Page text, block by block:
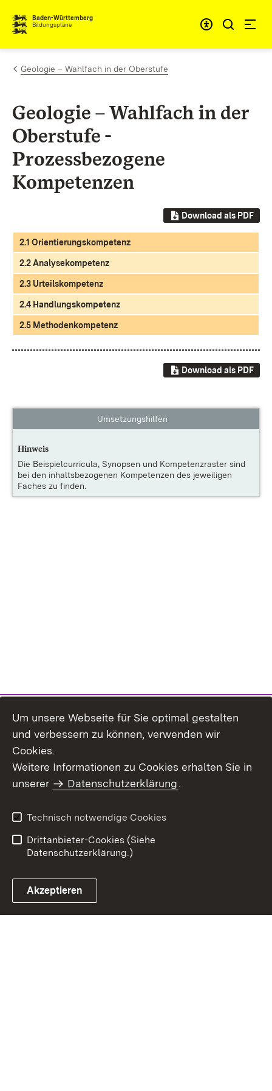
Zum Inhalt springen
Baden-Württemberg
Bildungspläne
Geologie – Wahlfach in der Oberstufe
Geologie – Wahlfach in der
Oberstufe -
Prozessbezogene
Kompetenzen
Download als PDF
2.1 Orientierungskompetenz
2.2 Analysekompetenz
2.3 Urteilskompetenz
2.4 Handlungskompetenz
2.5 Methodenkompetenz
Download als PDF
Umsetzungshilfen
Hinweis
Die Beispielcurricula, Synopsen und Kompetenzraster sind
bei den inhaltsbezogenen Kompetenzen des jeweiligen
Faches zu finden.
Um unsere Webseite für Sie optimal gestalten
und verbessern zu können, verwenden wir
Cookies.
Weitere Informationen zu Cookies erhalten Sie in
unserer
Datenschutzerklärung.
Technisch notwendige Cookies
Drittanbieter-Cookies (Siehe
Datenschutzerklärung.)
Akzeptieren